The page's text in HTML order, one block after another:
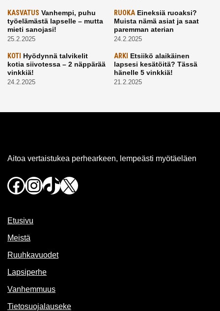
KASVATUS Vanhempi, puhu
työelämästä lapselle – mutta
mieti sanojasi!
25.2.2025
RUOKAEineksiä ruoaksi?
Muista nämä asiat ja saat
paremman aterian
24.2.2025
KOTI Hyödynnä talvikelit
kotia siivotessa – 2 näppärää
vinkkiä!
24.2.2025
ARKI Etsiikö alaikäinen
lapsesi kesätöitä? Tässä
hänelle 5 vinkkiä!
21.2.2025
Aitoa vertaistukea perhearkeen, lempeästi myötäeläen
Facebook
Instagram
TikTok
X
Etusivu
Meistä
Ruuhkavuodet
Lapsiperhe
Vanhemmuus
Tietosuojalauseke